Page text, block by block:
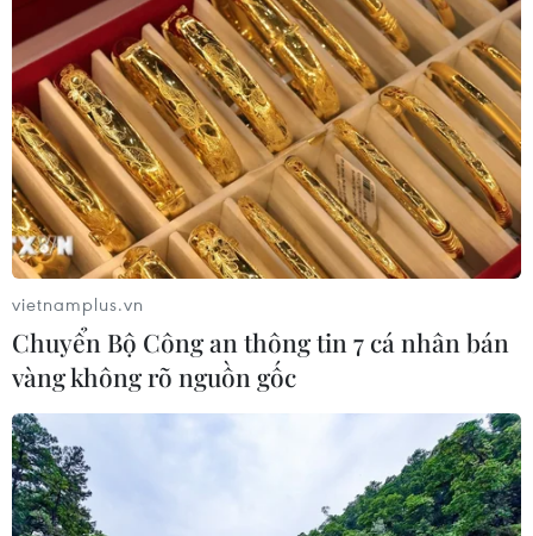
Thi tốt nghiệp THPT 2025: Tất cả các khâu
cần tuân thủ đúng 100% quy chế
13/06/2025 09:11
vietnamplus.vn
Chuyển Bộ Công an thông tin 7 cá nhân bán
vàng không rõ nguồn gốc